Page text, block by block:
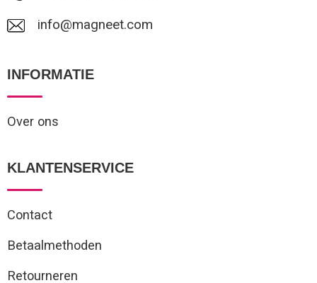
info@magneet.com
INFORMATIE
Over ons
KLANTENSERVICE
Contact
Betaalmethoden
Retourneren